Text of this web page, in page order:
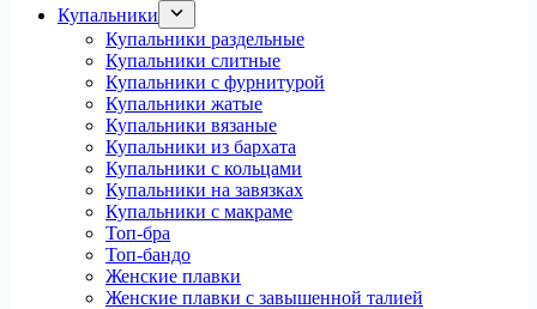
Купальники
Купальники раздельные
Купальники слитные
Купальники с фурнитурой
Купальники жатые
Купальники вязаные
Купальники из бархата
Купальники с кольцами
Купальники на завязках
Купальники с макраме
Топ-бра
Топ-бандо
Женские плавки
Женские плавки с завышенной талией